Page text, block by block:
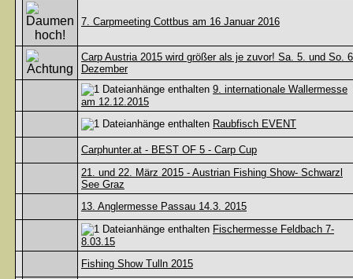
7. Carpmeeting Cottbus am 16 Januar 2016
Carp Austria 2015 wird größer als je zuvor! Sa. 5. und So.
Dezember
9. internationale Wallermesse
am 12.12.2015
Raubfisch EVENT
Carphunter.at - BEST OF 5 - Carp Cup
21. und 22. März 2015 - Austrian Fishing Show- Schwarzl
See Graz
13. Anglermesse Passau 14.3. 2015
Fischermesse Feldbach 7-
8.03.15
Fishing Show Tulln 2015